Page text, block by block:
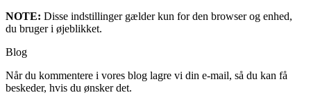
NOTE: Disse indstillinger gælder kun for den browser og enhed,
du bruger i øjeblikket.
Blog
Når du kommentere i vores blog lagre vi din e-mail, så du kan få
beskeder, hvis du ønsker det.